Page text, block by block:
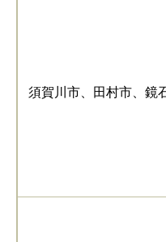
須賀川市、田村市、鏡